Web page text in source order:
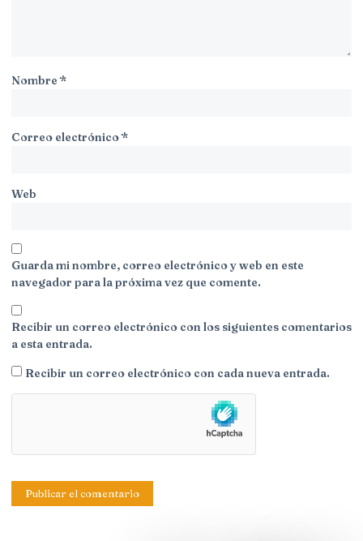
Nombre*
Correo electrónico*
Web
Guarda mi nombre, correo electrónico y web en este
navegador para la próxima vez que comente.
Recibir un correo electrónico con los siguientes comentarios
a esta entrada.
Recibir un correo electrónico con cada nueva entrada.